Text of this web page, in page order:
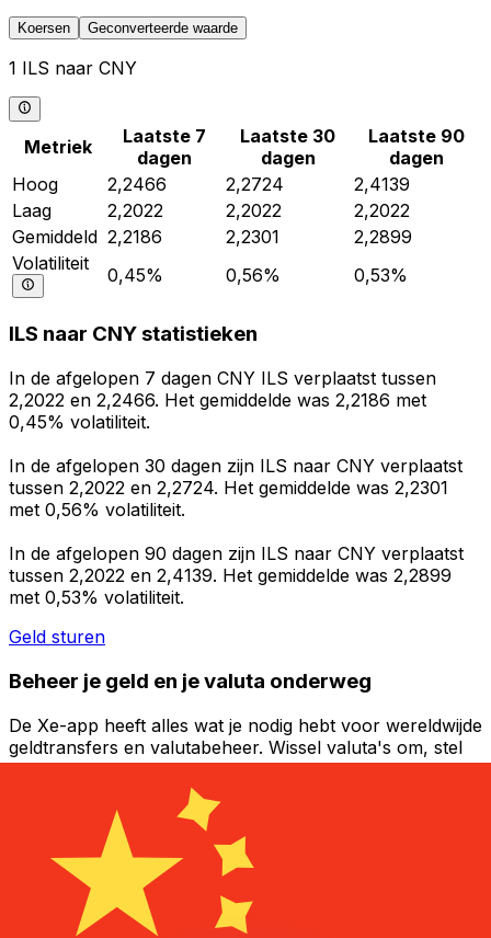
Koersen Geconverteerde waarde
1 ILS naar CNY
Metriek
Laatste 7
dagen
Laatste 30
dagen
Laatste 90
dagen
Hoog
2,2466 2,2724
2,4139
Laag
2,2022 2,2022
2,2022
Gemiddeld 2,2186 2,2301
2,2899
Volatiliteit
0,45% 0,56% 0,53%
ILS naar CNY statistieken
In de afgelopen 7 dagen CNY ILS verplaatst tussen
2,2022 en 2,2466. Het gemiddelde was 2,2186 met
0,45% volatiliteit.
In de afgelopen 30 dagen zijn ILS naar CNY verplaatst
tussen 2,2022 en 2,2724. Het gemiddelde was 2,2301
met 0,56% volatiliteit.
In de afgelopen 90 dagen zijn ILS naar CNY verplaatst
tussen 2,2022 en 2,4139. Het gemiddelde was 2,2899
met 0,53% volatiliteit.
Geld sturen
Beheer je geld en je valuta onderweg
De Xe-app heeft alles wat je nodig hebt voor wereldwijde
geldtransfers en valutabeheer. Wissel valuta's om, stel
koerswaarschuwingen in en maak geld over naar het
buitenland zonder verborgen kosten. Download
vandaag nog!